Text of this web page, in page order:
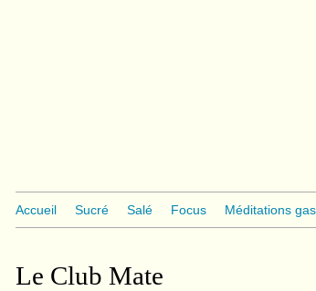
Accueil Sucré Salé Focus Méditations
Le Club Mate